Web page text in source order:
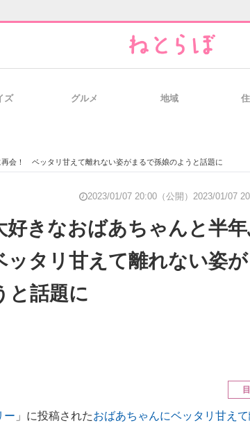
IT製品の総合サイト IT製品の技術・比較・事例
ズ グルメ 地域
会！ ベッタリ甘えて離れない姿がまるで孫娘のようと話題に
2023/01/07 20:00（公開） 2023/01/07
好きなおばあちゃんと半年
タリ甘えて離れない姿が
と話題に
ー 」に投稿されたおばあちゃんにベッタリ甘え